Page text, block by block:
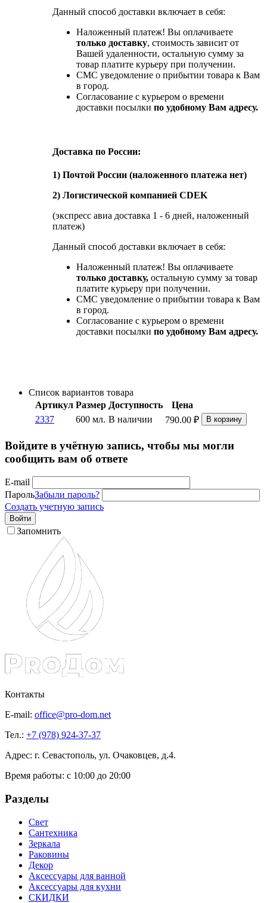
Данный способ доставки включает в себя:
Наложенный платеж! Вы оплачиваете
только доставку, стоимость зависит от
Вашей удаленности, остальную сумму за
товар платите курьеру при получении.
СМС уведомление о прибытии товара к Вам
в город.
Согласование с курьером о времени
доставки посылки по удобному Вам адресу.
Доставка по России:
1) Почтой России (наложенного платежа нет)
2) Логистической компанией CDEK
(экспресс авиа доставка 1 - 6 дней, наложенный
платеж)
Данный способ доставки включает в себя:
Наложенный платеж! Вы оплачиваете
только доставку, остальную сумму за товар
платите курьеру при получении.
СМС уведомление о прибытии товара к Вам
в город.
Согласование с курьером о времени
доставки посылки по удобному Вам адресу.
Список вариантов товара
Артикул Размер Доступность
Цена
2337
600 мл. В наличии 790.00 ₽ В корзину
Войдите в учётную запись, чтобы мы могли
сообщить вам об ответе
E-mail
ПарольЗабыли пароль?
Создать учетную запись
Войти
Запомнить
Контакты
E-mail: office@pro-dom.net
Тел.: +7 (978) 924-37-37
Адрес: г. Севастополь, ул. Очаковцев, д.4.
Время работы: с 10:00 до 20:00
Разделы
Свет
Сантехника
Зеркала
Раковины
Декор
Аксессуары для ванной
Аксессуары для кухни
СКИДКИ